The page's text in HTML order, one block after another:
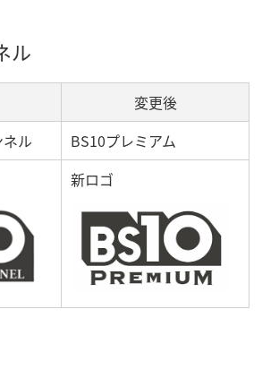
ル
変更後
ル
BS10プレミアム
新ロゴ